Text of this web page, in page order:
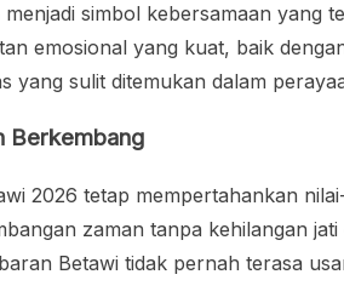
simbol kebersamaan
emosional yang kuat, baik
yang sulit ditemukan dalam
Berkembang
2026 tetap mempertahankan
zaman tanpa kehilangan
Betawi tidak pernah terasa